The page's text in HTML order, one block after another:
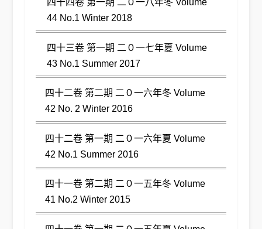
四十四卷 第一期 二０一八年冬 Volume
44 No.1 Winter 2018
四十三卷 第一期 二０一七年夏 Volume
43 No.1 Summer 2017
四十二卷 第二期 二０一六年冬 Volume
42 No. 2 Winter 2016
四十二卷 第一期 二０一六年夏 Volume
42 No.1 Summer 2016
四十一卷 第二期 二０一五年冬 Volume
41 No.2 Winter 2015